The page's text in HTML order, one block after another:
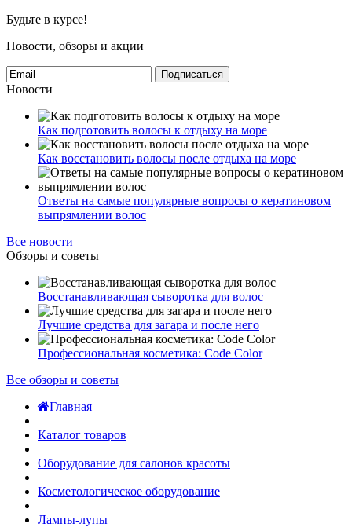
Будьте в курсе!
Новости, обзоры и акции
Подписаться
Новости
Как подготовить волосы к отдыху на море
Как восстановить волосы после отдыха на море
Ответы на самые популярные вопросы о кератиновом
выпрямлении волос
Все новости
Обзоры и советы
Восстанавливающая сыворотка для волос
Лучшие средства для загара и после него
Профессиональная косметика: Code Color
Все обзоры и советы
Главная
|
Каталог товаров
|
Оборудование для салонов красоты
|
Косметологическое оборудование
|
Лампы-лупы